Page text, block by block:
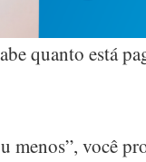
quanto está
menos”, você